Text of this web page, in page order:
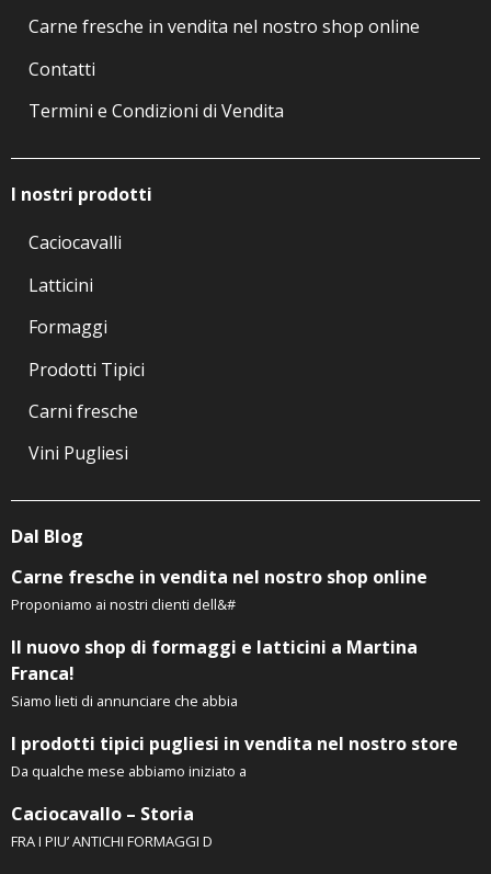
Carne fresche in vendita nel nostro shop online
Contatti
Termini e Condizioni di Vendita
I nostri prodotti
Caciocavalli
Latticini
Formaggi
Prodotti Tipici
Carni fresche
Vini Pugliesi
Dal Blog
Carne fresche in vendita nel nostro shop online
Proponiamo ai nostri clienti dell&#
Il nuovo shop di formaggi e latticini a Martina
Franca!
Siamo lieti di annunciare che abbia
I prodotti tipici pugliesi in vendita nel nostro store
Da qualche mese abbiamo iniziato a
Caciocavallo – Storia
FRA I PIU’ ANTICHI FORMAGGI D